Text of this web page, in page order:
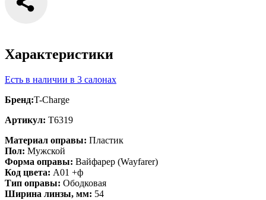
Характеристики
Есть в наличии в 3 салонах
Бренд:T-Charge
Артикул: T6319
Материал оправы: Пластик
Пол: Мужской
Форма оправы: Вайфарер (Wayfarer)
Код цвета: A01 +ф
Тип оправы: Ободковая
Ширина линзы, мм: 54